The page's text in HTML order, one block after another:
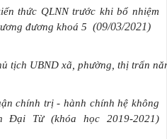
thức QLNN trước khi bổ nhiệm
đương khoá 5 (09/03/2021)
tịch UBND xã, phường, thị trấn
chính trị - hành chính hệ không
Đại Từ (khóa học 2019-2021)